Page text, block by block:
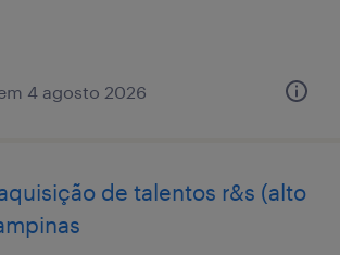
4 agosto 2026
de talentos r&s (alto